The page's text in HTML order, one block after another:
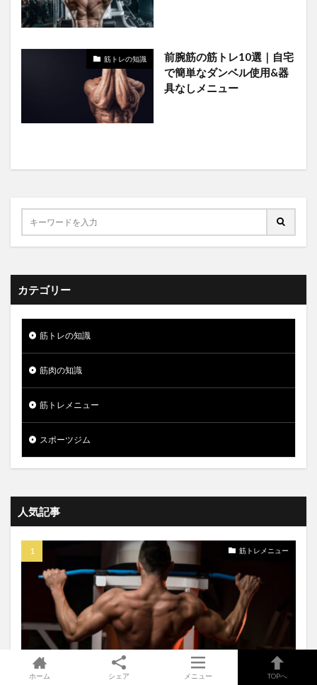
筋トレの知識
前腕筋の筋トレ10選｜自宅
で簡単なダンベル使用&器
具なしメニュー
カテゴリー
筋トレの知識
筋肉の知識
筋トレメニュー
スポーツジム
人気記事
筋トレメニュー
ホーム シェア メニュー TOPへ